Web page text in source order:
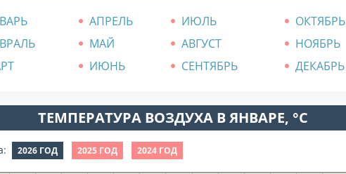
АПРЕЛЬ ИЮЛЬ
ОКТЯБРЬ
МАЙ АВГУСТ
НОЯБРЬ
ИЮНЬ СЕНТЯБРЬ ДЕКАБРЬ
ТЕМПЕРАТУРА ВОЗДУХА В ЯНВАРЕ, °C
2026 ГОД 2025 ГОД 2024 ГОД